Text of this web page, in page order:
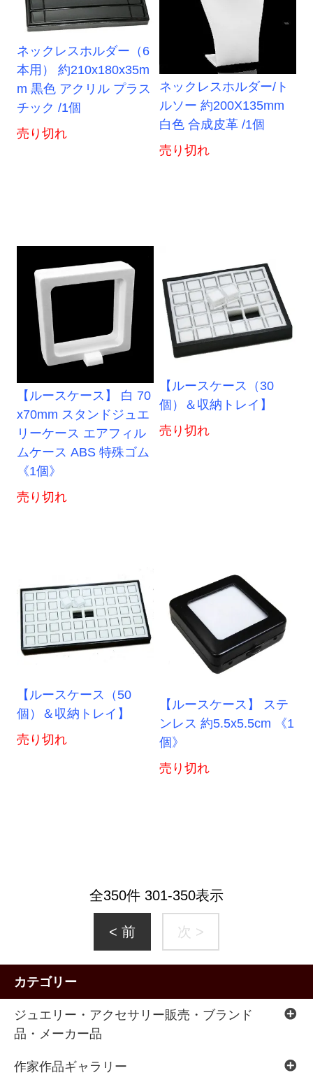
ネックレスホルダー（6
本用） 約210x180x35m
m 黒色 アクリル プラス
チック /1個
売り切れ
ネックレスホルダー/ト
ルソー 約200X135mm
白色 合成皮革 /1個
売り切れ
【ルースケース】 白 70
x70mm スタンドジュエ
リーケース エアフィル
ムケース ABS 特殊ゴム
《1個》
売り切れ
【ルースケース（30
個）＆収納トレイ】
売り切れ
【ルースケース（50
個）＆収納トレイ】
売り切れ
【ルースケース】 ステ
ンレス 約5.5x5.5cm 《1
個》
売り切れ
全350件 301-350表示
< 前 次 >
カテゴリー
ジュエリー・アクセサリー販売・ブランド
品・メーカー品
作家作品ギャラリー